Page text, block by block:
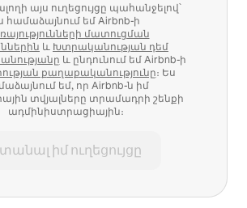
այս ուղեցույցը պահանջելով՝
համաձայնում եմ Airbnb-ի
մատուցման
և Խտրականության դեմ
և ընդունում եմ Airbnb-ի
քաղաքականությունը։ Ես
եմ, որ Airbnb-ն իմ
տվյալները տրամադրի շենքի
ադմինիստրացիային։
իմ ուղեցույցը